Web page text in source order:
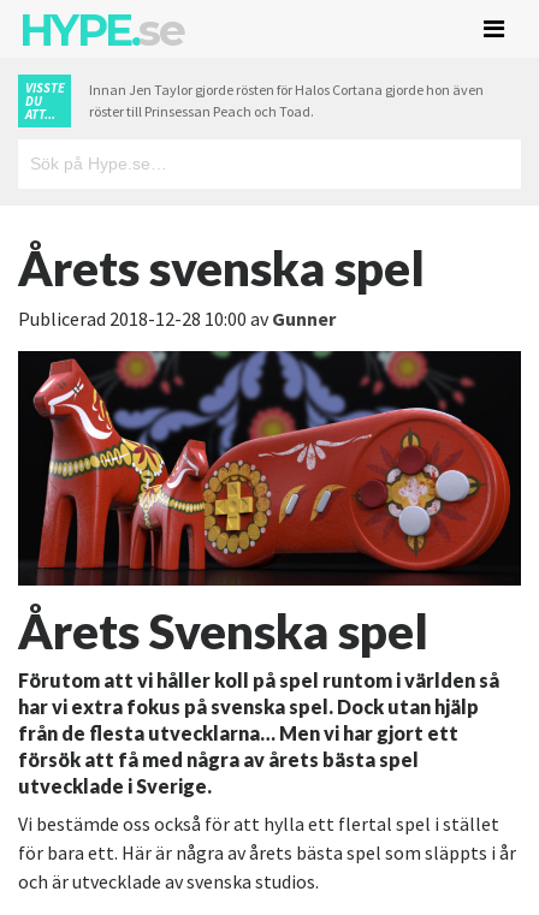
HYPE.se
VISSTE
DU
ATT...
Innan Jen Taylor gjorde rösten för Halos Cortana gjorde hon även
röster till Prinsessan Peach och Toad.
Årets svenska spel
Publicerad 2018-12-28 10:00 avGunner
Årets Svenska spel
Förutom att vi håller koll på spel runtom i världen så
har vi extra fokus på svenska spel. Dock utan hjälp
från de flesta utvecklarna… Men vi har gjort ett
försök att få med några av årets bästa spel
utvecklade i Sverige.
Vi bestämde oss också för att hylla ett flertal spel i stället
för bara ett. Här är några av årets bästa spel som släppts i år
och är utvecklade av svenska studios.